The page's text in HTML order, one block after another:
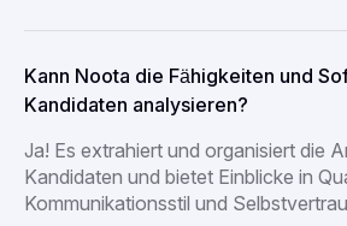
Kann Noota die Fähigkeiten und
Kandidaten analysieren?
Ja! Es extrahiert und organisiert die
Kandidaten und bietet Einblicke in
Kommunikationsstil und